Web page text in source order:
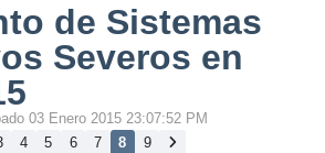
de Sistemas
Severos en
03 Enero 2015 23:07:52 PM
4 5 6 7 8 9